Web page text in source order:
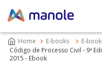
E-books E-
Código de Processo Civil - 9ª
2015 - Ebook